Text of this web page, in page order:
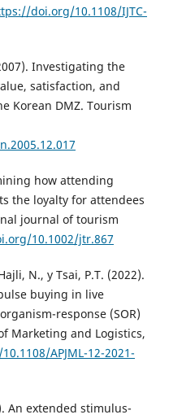
doi.org/10.1108/IJTC-
Investigating the
satisfaction, and
Korean DMZ. Tourism
how attending
the loyalty for attendees
journal of tourism
10.1002/jtr.867
N., y Tsai, P.T. (2022).
buying in live
response (SOR)
Marketing and Logistics,
APJML-12-2021-
An extended stimulus-